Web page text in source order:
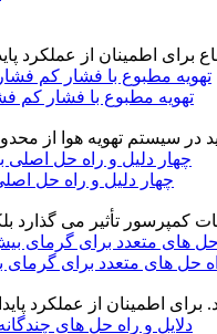
اطمینان از عملکرد
تهویه مطبوع با فشار کم فشار معمولاً
سیستم تهویه هوا از
چهار دلیل و راه حل
کمپرسور تأثیر می
حل های متعدد برای گرمای
اطمینان از عملکرد